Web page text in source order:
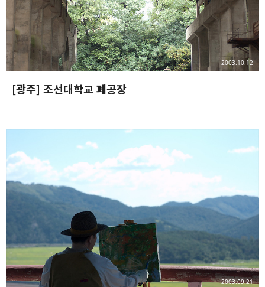
밴드 네이버 블로그 Pocket
[광주] 조선대학교 폐공장
2003.10.12
2003.09.21